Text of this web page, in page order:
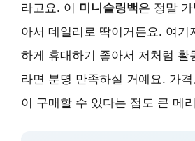
라고요. 이 미니슬링백은 정말
아서 데일리로 딱이거든요. 여기
하게 휴대하기 좋아서 저처럼 활
라면 분명 만족하실 거예요. 가
이 구매할 수 있다는 점도 큰 메